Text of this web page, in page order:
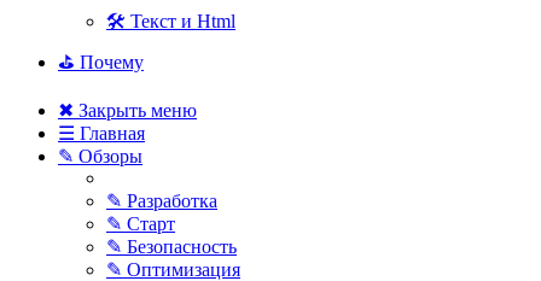
🛠 Текст и Html
⛳ Почему
✖ Закрыть меню
☰ Главная
✎ Обзоры
✎ Разработка
✎ Старт
✎ Безопасность
✎ Оптимизация